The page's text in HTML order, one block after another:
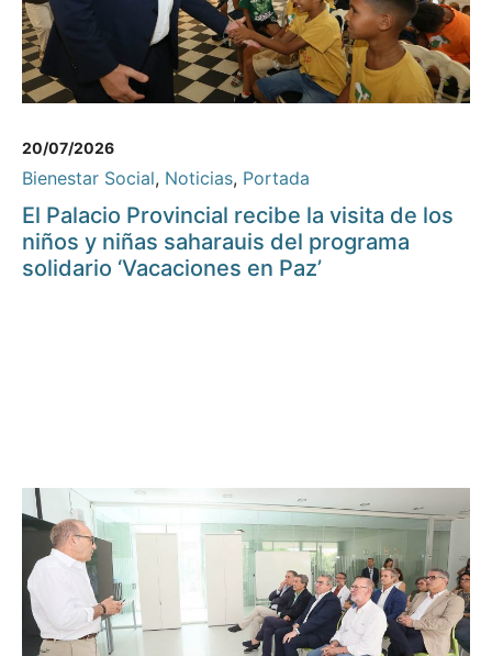
20/07/2026
Bienestar Social, Noticias, Portada
El Palacio Provincial recibe la visita de los
niños y niñas saharauis del programa
solidario ‘Vacaciones en Paz’